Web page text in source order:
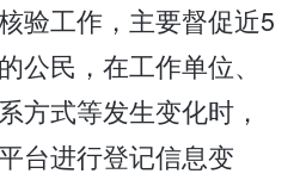
验工作，主要督促近5
公民，在工作单位、
方式等发生变化时，
台进行登记信息变